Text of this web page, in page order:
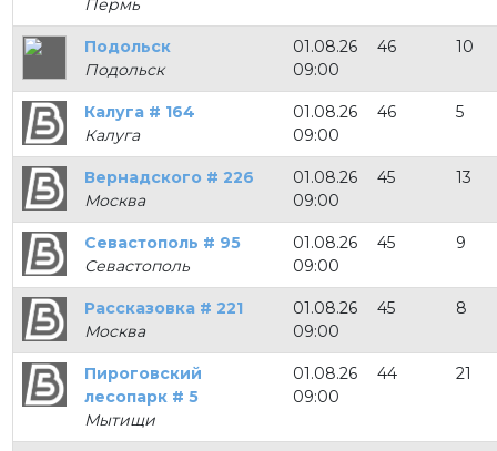
Пермь
Подольск
Подольск
01.08.26
09:00
46 10
Калуга # 164
Калуга
01.08.26
09:00
46 5
Вернадского # 226
Москва
01.08.26
09:00
45 13
Севастополь # 95
Севастополь
01.08.26
09:00
45 9
Рассказовка # 221
Москва
01.08.26
09:00
45 8
Пироговский
лесопарк # 5
Мытищи
01.08.26
09:00
44 21